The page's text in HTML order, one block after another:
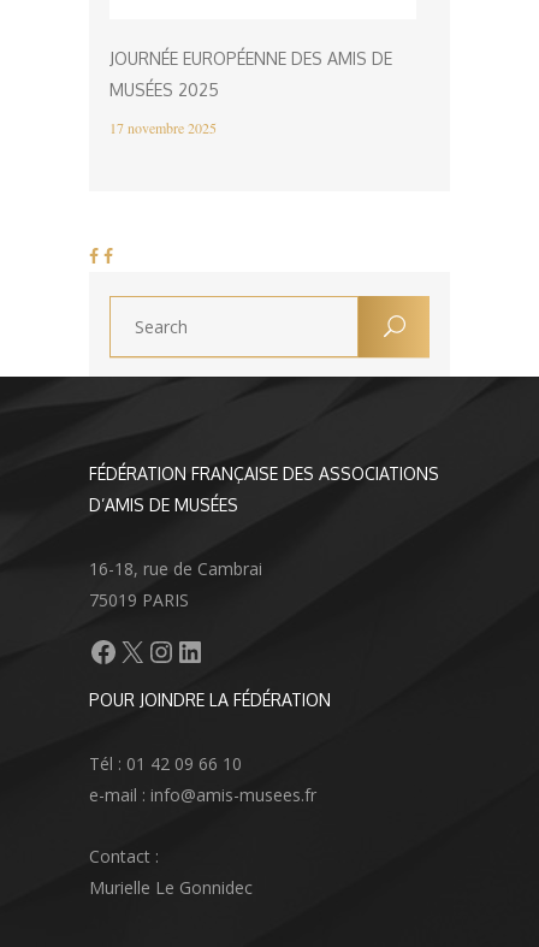
JOURNÉE EUROPÉENNE DES AMIS DE
MUSÉES 2025
17 novembre 2025
FÉDÉRATION FRANÇAISE DES ASSOCIATIONS
D’AMIS DE MUSÉES
16-18, rue de Cambrai
75019 PARIS
Facebook
X Instagram
LinkedIn
POUR JOINDRE LA FÉDÉRATION
Tél : 01 42 09 66 10
e-mail : info@amis-musees.fr
Contact :
Murielle Le Gonnidec